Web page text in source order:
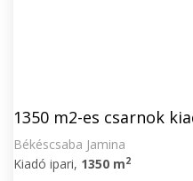
1350 m2-es csarnok
Békéscsaba Jamina
Kiadó ipari, 1350 m2